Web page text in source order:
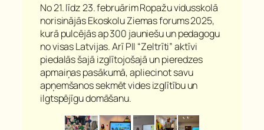
No 21. līdz 23. februārim Ropažu vidusskolā
norisinājās Ekoskolu Ziemas forums 2025,
kurā pulcējās ap 300 jauniešu un pedagogu
no visas Latvijas. Arī PII “Zeltrīti” aktīvi
piedalās šajā izglītojošajā un pieredzes
apmaiņas pasākumā, apliecinot savu
apņemšanos sekmēt vides izglītību un
ilgtspējīgu domāšanu.